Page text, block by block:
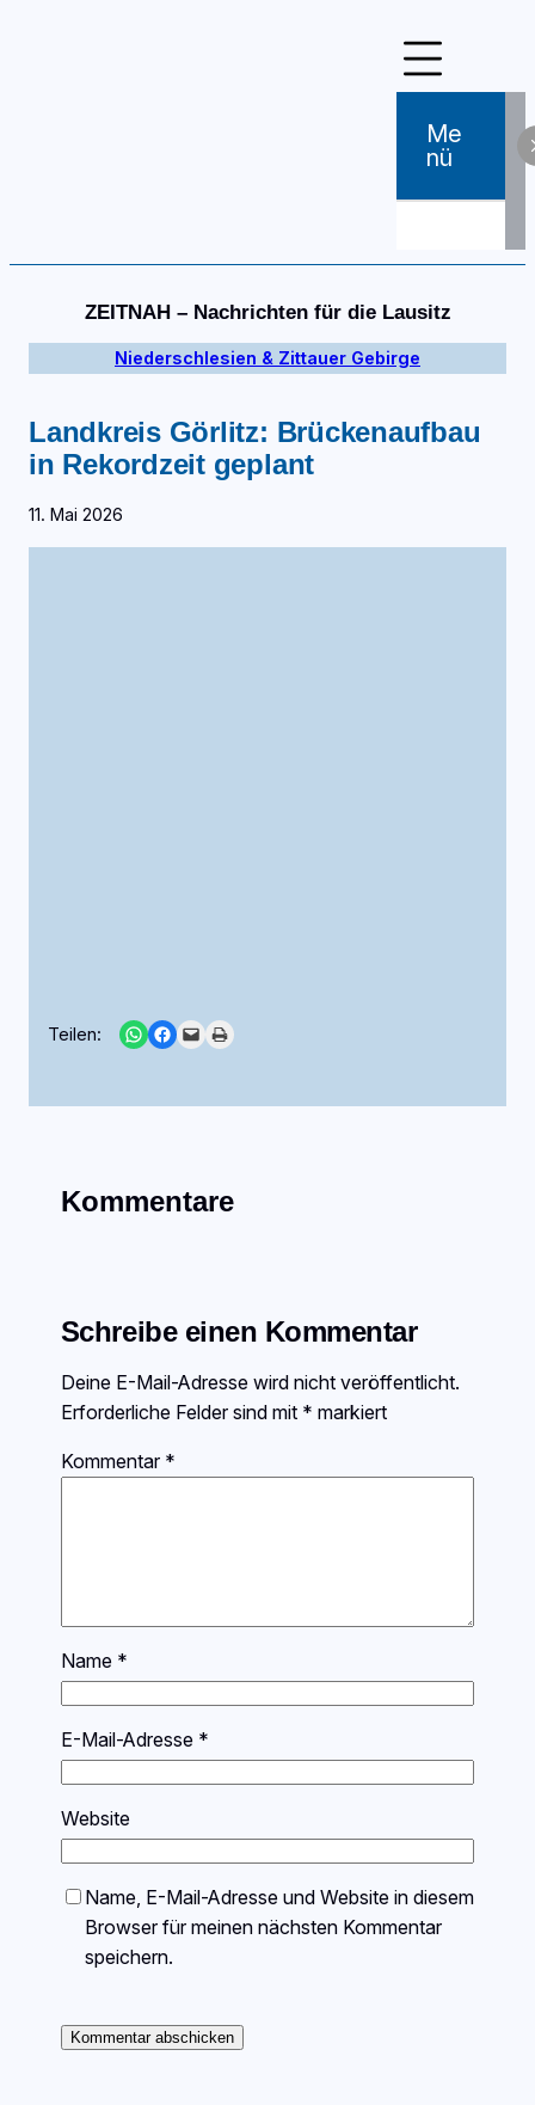
Me
Nü
ZEITNAH – Nachrichten für die Lausitz
Niederschlesien & Zittauer Gebirge
Landkreis Görlitz: Brückenaufbau
in Rekordzeit geplant
11. Mai 2026
Teilen: Share on WhatsApp
Share on Facebook
Email this PagePrint this Page
Kommentare
Schreibe einen Kommentar
Deine E-Mail-Adresse wird nicht veröffentlicht.
Erforderliche Felder sind mit * markiert
Kommentar *
Name *
E-Mail-Adresse *
Website
Name, E-Mail-Adresse und Website in diesem
Browser für meinen nächsten Kommentar
speichern.